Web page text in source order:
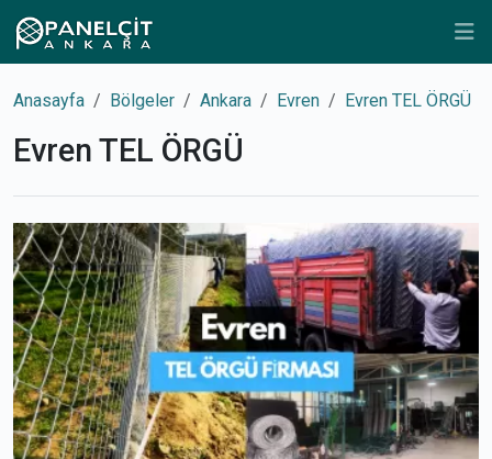
Anasayfa Bölgeler Ankara Evren Evren TEL ÖRGÜ
Evren TEL ÖRGÜ